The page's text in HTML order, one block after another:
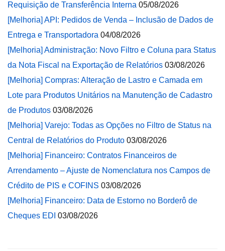
Requisição de Transferência Interna 05/08/2026
[Melhoria] API: Pedidos de Venda – Inclusão de Dados de
Entrega e Transportadora 04/08/2026
[Melhoria] Administração: Novo Filtro e Coluna para Status
da Nota Fiscal na Exportação de Relatórios 03/08/2026
[Melhoria] Compras: Alteração de Lastro e Camada em
Lote para Produtos Unitários na Manutenção de Cadastro
de Produtos 03/08/2026
[Melhoria] Varejo: Todas as Opções no Filtro de Status na
Central de Relatórios do Produto 03/08/2026
[Melhoria] Financeiro: Contratos Financeiros de
Arrendamento – Ajuste de Nomenclatura nos Campos de
Crédito de PIS e COFINS 03/08/2026
[Melhoria] Financeiro: Data de Estorno no Borderô de
Cheques EDI 03/08/2026